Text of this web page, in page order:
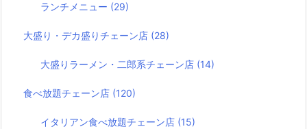
ランチメニュー (29)
大盛り・デカ盛りチェーン店 (28)
大盛りラーメン・二郎系チェーン店 (14)
食べ放題チェーン店 (120)
イタリアン食べ放題チェーン店 (15)